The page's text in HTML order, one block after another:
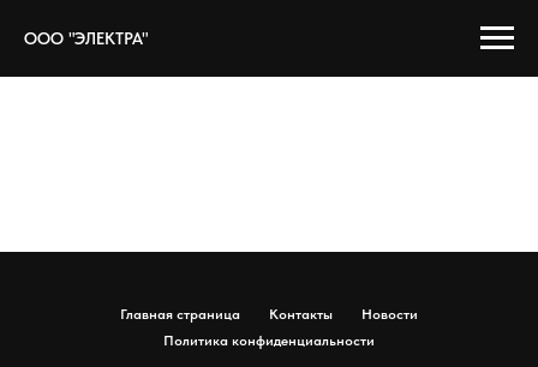
ООО "ЭЛЕКТРА"
Главная страница Контакты
Новости
Политика конфиденциальности